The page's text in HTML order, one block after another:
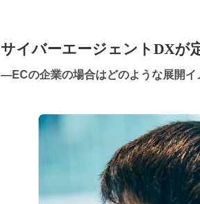
サイバーエージェントDXが
―ECの企業の場合はどのような展開イ